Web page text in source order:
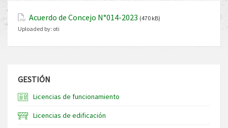
Acuerdo de Concejo N°014-2023 (470 kB)
Uploaded by: oti
GESTIÓN
Licencias de funcionamiento
Licencias de edificación